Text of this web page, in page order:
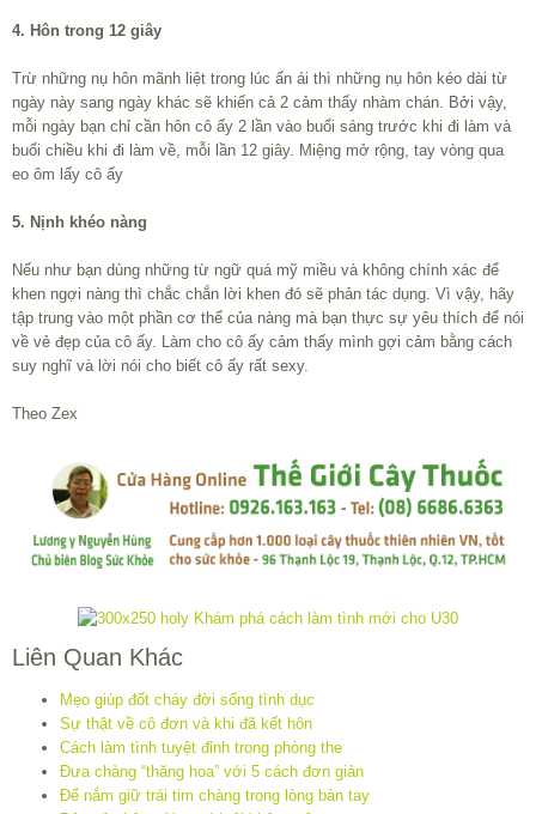
4. Hôn trong 12 giây
Trừ những nụ hôn mãnh liệt trong lúc ấn ái thì những nụ hôn kéo dài từ
ngày này sang ngày khác sẽ khiến cả 2 cảm thấy nhàm chán. Bởi vậy,
mỗi ngày bạn chỉ cần hôn cô ấy 2 lần vào buổi sáng trước khi đi làm và
buổi chiều khi đi làm về, mỗi lần 12 giây. Miệng mở rộng, tay vòng qua
eo ôm lấy cô ấy
5. Nịnh khéo nàng
Nếu như bạn dùng những từ ngữ quá mỹ miều và không chính xác để
khen ngợi nàng thì chắc chắn lời khen đó sẽ phản tác dụng. Vì vậy, hãy
tập trung vào một phần cơ thể của nàng mà bạn thực sự yêu thích để nói
về vẻ đẹp của cô ấy. Làm cho cô ấy cảm thấy mình gợi cảm bằng cách
suy nghĩ và lời nói cho biết cô ấy rất sexy.
Theo Zex
Liên Quan Khác
Mẹo giúp đốt cháy đời sống tình dục
Sự thật về cô đơn và khi đã kết hôn
Cách làm tình tuyệt đỉnh trong phòng the
Đưa chàng “thăng hoa” với 5 cách đơn giản
Để nắm giữ trái tim chàng trong lòng bàn tay